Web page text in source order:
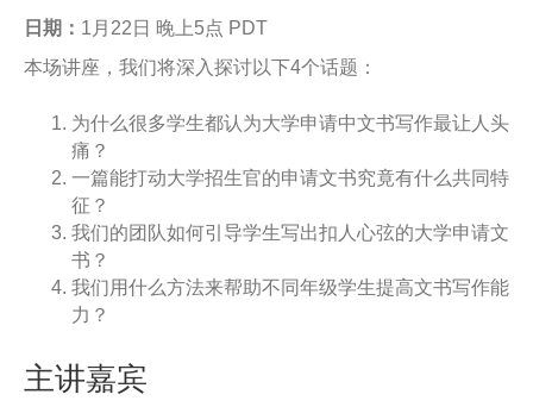
日期： 1月22日 晚上5点 PDT
本场讲座，我们将深入探讨以下4个话题：
为什么很多学生都认为大学申请中文书写作最让人头
痛？
一篇能打动大学招生官的申请文书究竟有什么共同特
征？
我们的团队如何引导学生写出扣人心弦的大学申请文
书？
我们用什么方法来帮助不同年级学生提高文书写作能
力？
主讲嘉宾